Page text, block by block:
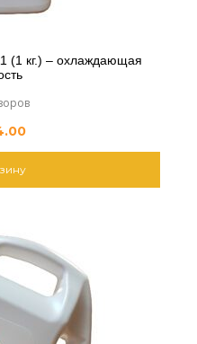
(1 кг.) – охлаждающая